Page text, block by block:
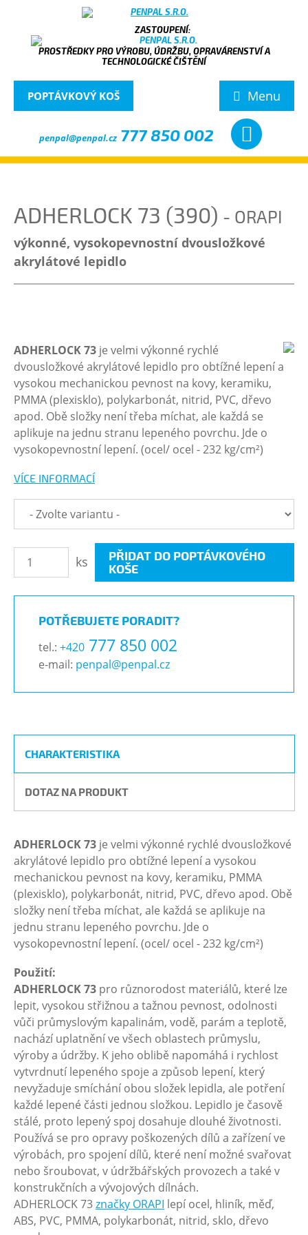
PROSTŘEDKY PRO VÝROBU, ÚDRŽBU, OPRAVÁRENSTVÍ A
TECHNOLOGICKÉ ČIŠTĚNÍ
Menu
POPTÁVKOVÝ KOŠ
penpal@penpal.cz 777 850 002
ADHERLOCK 73 (390) - ORAPI
výkonné, vysokopevnostní dvousložkové
akrylátové lepidlo
ADHERLOCK 73 je velmi výkonné rychlé
dvousložkové akrylátové lepidlo pro obtížné lepení a
vysokou mechanickou pevnost na kovy, keramiku,
PMMA (plexisklo), polykarbonát, nitrid, PVC, dřevo
apod. Obě složky není třeba míchat, ale každá se
aplikuje na jednu stranu lepeného povrchu. Jde o
vysokopevnostní lepení. (ocel/ ocel - 232 kg/cm²)
VÍCE INFORMACÍ
ks
PŘIDAT DO POPTÁVKOVÉHO
KOŠE
POTŘEBUJETE PORADIT?
tel.: +420 777 850 002
e-mail: penpal@penpal.cz
CHARAKTERISTIKA
DOTAZ NA PRODUKT
ADHERLOCK 73 je velmi výkonné rychlé dvousložkové
akrylátové lepidlo pro obtížné lepení a vysokou
mechanickou pevnost na kovy, keramiku, PMMA
(plexisklo), polykarbonát, nitrid, PVC, dřevo apod. Obě
složky není třeba míchat, ale každá se aplikuje na
jednu stranu lepeného povrchu. Jde o
vysokopevnostní lepení. (ocel/ ocel - 232 kg/cm²)
Použití:
ADHERLOCK 73 pro různorodost materiálů, které lze
lepit, vysokou střižnou a tažnou pevnost, odolnosti
vůči průmyslovým kapalinám, vodě, parám a teplotě,
nachází uplatnění ve všech oblastech průmyslu,
výroby a údržby. K jeho oblibě napomáhá i rychlost
vytvrdnutí lepeného spoje a způsob lepení, který
nevyžaduje smíchání obou složek lepidla, ale potření
každé lepené části jednou složkou. Lepidlo je časově
stálé, proto lepený spoj dosahuje dlouhé životnosti.
Používá se pro opravy poškozených dílů a zařízení ve
výrobách, pro spojení dílů, které není možné svařovat
nebo šroubovat, v údržbářských provozech a také v
konstrukčních a vývojových dílnách.
ADHERLOCK 73značky ORAPI lepí ocel, hliník, měď,
ABS, PVC, PMMA, polykarbonát, nitrid, sklo, dřevo